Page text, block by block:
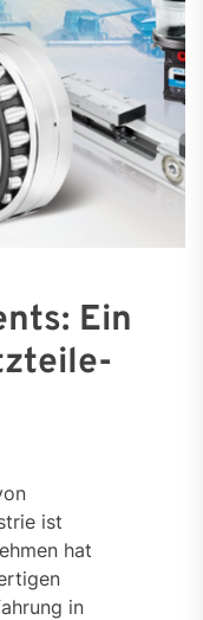
Ein
ist
hat
in